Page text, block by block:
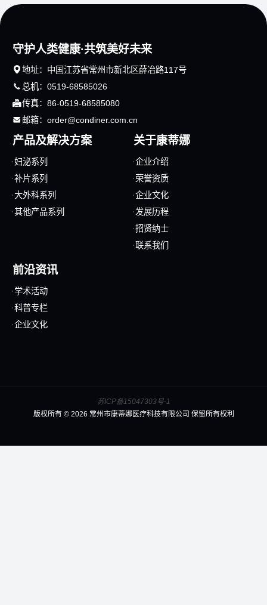
守护人类健康·共筑美好未来
 地址：中国江苏省常州市新北区薛冶路117号
 总机：0519-68585026
传真：86-0519-68585080
 邮箱：order@condiner.com.cn
产品及解决方案
妇泌系列
补片系列
大外科系列
其他产品系列
关于康蒂娜
企业介绍
荣誉资质
企业文化
发展历程
招贤纳士
联系我们
前沿资讯
学术活动
科普专栏
企业文化
版权所有 © 2026 常州市康蒂娜医疗科技有限公司 保留所有权利
苏ICP备15047303号-1